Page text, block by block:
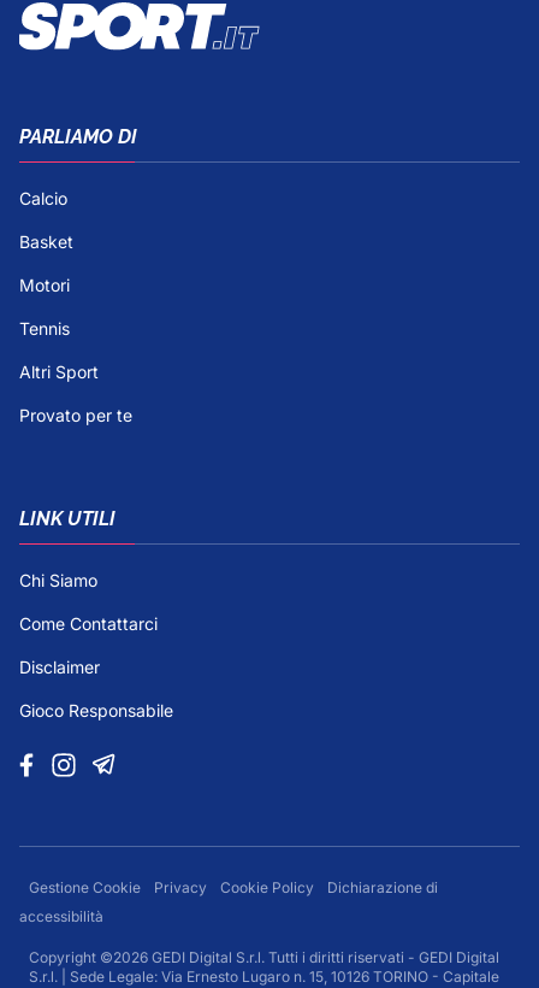
PARLIAMO DI
Calcio
Basket
Motori
Tennis
Altri Sport
Provato per te
LINK UTILI
Chi Siamo
Come Contattarci
Disclaimer
Gioco Responsabile
Gestione Cookie Privacy Cookie Policy
Dichiarazione di
accessibilità
Copyright ©2026 GEDI Digital S.r.l. Tutti i diritti riservati - GEDI Digital
S.r.l. | Sede Legale: Via Ernesto Lugaro n. 15, 10126 TORINO - Capitale